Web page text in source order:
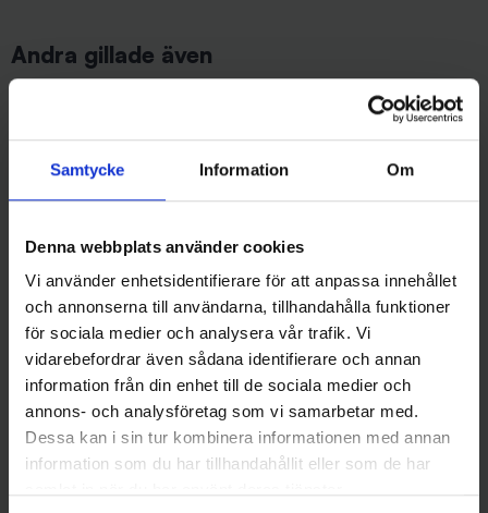
Samtycke Information Om
Denna webbplats använder cookies
Vi använder enhetsidentifierare för att anpassa innehållet
och annonserna till användarna, tillhandahålla funktioner
för sociala medier och analysera vår trafik. Vi
vidarebefordrar även sådana identifierare och annan
information från din enhet till de sociala medier och
annons- och analysföretag som vi samarbetar med.
Dessa kan i sin tur kombinera informationen med annan
information som du har tillhandahållit eller som de har
Andra gillade även
SPRO
Spro Jiggskalle, 5g, 2/0, 4-
pack
45 kr
Mieko Predator
Mieko Stinger Havsfiske 15 cm
med spikes (2-pack)
79 kr